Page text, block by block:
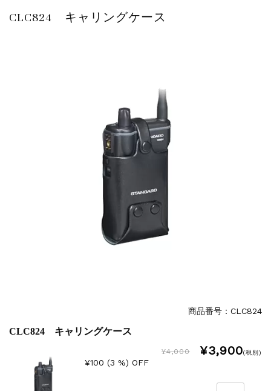
セールス情報
2023.4.10
モトローラ無線機本体キャンペーン15%o...
CLC824 キャリングケース
商品番号：CLC824
CLC824 キャリングケース
¥4,000 ¥3,900(税別)
¥100 (3 %) OFF